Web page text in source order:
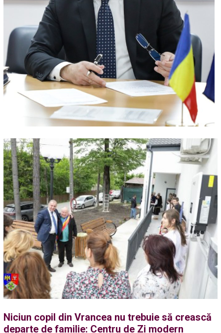
Niciun copil din Vrancea nu trebuie să crească
departe de familie: Centru de Zi modern